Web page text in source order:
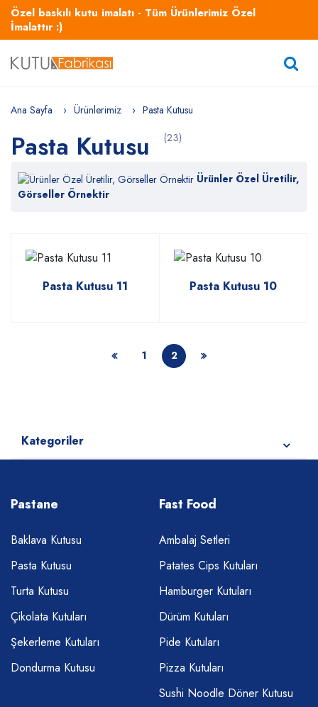
Özel baskılı kutu imalatı - Tüm Ürünlerimiz Özel
İmalattır :)
Ana Sayfa Ürünlerimiz Pasta Kutusu
Pasta Kutusu (23)
Ürünler Özel Üretilir,
Görseller Örnektir
Pasta Kutusu 11 Pasta Kutusu 10
1 2
Kategoriler
Pastane
Baklava Kutusu
Pasta Kutusu
Turta Kutusu
Çikolata Kutuları
Şekerleme Kutuları
Dondurma Kutusu
Fast Food
Ambalaj Setleri
Patates Cips Kutuları
Hamburger Kutuları
Dürüm Kutuları
Pide Kutuları
Pizza Kutuları
Sushi Noodle Döner Kutusu